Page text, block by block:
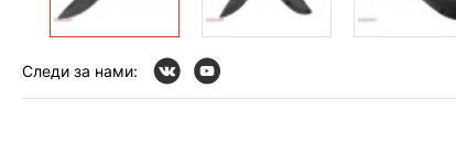
Следи за нами: